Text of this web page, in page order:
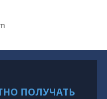
ПОЛУЧАТЬ